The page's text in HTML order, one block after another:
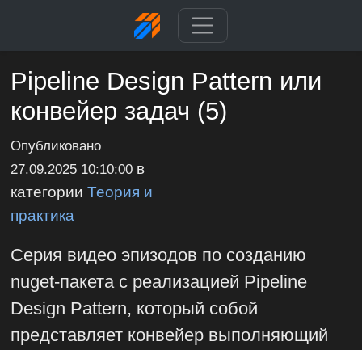
Pipeline Design Pattern или
конвейер задач (5)
Опубликовано
27.09.2025 10:10:00 в
категорииТеория и
практика
Серия видео эпизодов по созданию
nuget-пакета с реализацией Pipeline
Design Pattern, который собой
представляет конвейер выполняющий